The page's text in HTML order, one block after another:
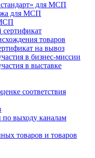
для МСП
для МСП
товаров
на вывоз
в бизнес-миссии
в выставке
соответствия
выходу каналам
товаров и товаров